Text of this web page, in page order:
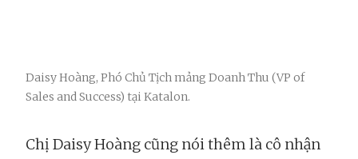
Daisy Hoàng, Phó Chủ Tịch mảng Doanh Thu (VP of
Sales and Success) tại Katalon.
Chị Daisy Hoàng cũng nói thêm là cô nhận